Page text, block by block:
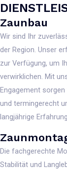
Zaunbau
Wir sind Ihr
der Region. Unser
zur Verfügung, um
verwirklichen. Mit
Engagement
und termingerecht
langjährige
Die fachgerechte
Stabilität und